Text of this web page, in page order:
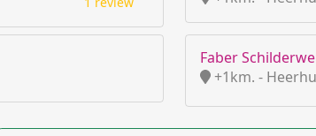
Faber
+1km. -